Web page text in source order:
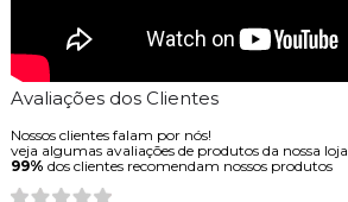
Avaliações dos Clientes
Nossos clientes falam por nós!
veja algumas avaliações de produtos da nossa loja.
99% dos clientes recomendam nossos produtos